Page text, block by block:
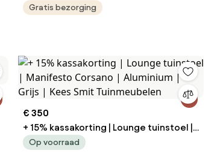
Gratis bezorging
€ 350
+ 15% kassakorting | Lounge tuinstoel |
Manifesto Corsano | Aluminium | Grijs |
Op voorraad